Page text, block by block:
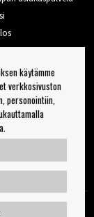
OK
käytämme
verkkosivuston
personointiin,